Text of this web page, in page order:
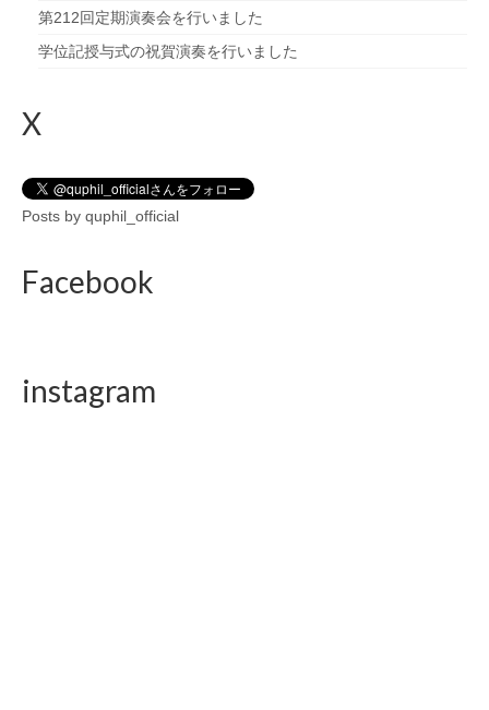
第212回定期演奏会を行いました
学位記授与式の祝賀演奏を行いました
X
Posts by quphil_official
Facebook
instagram